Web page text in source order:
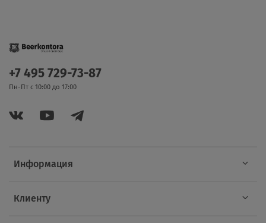
Информация
Клиенту
+7 495 729-73-87
Пн-Пт с 10:00 до 17:00